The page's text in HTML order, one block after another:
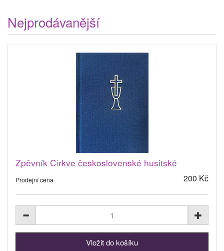
Nejprodávanější
Zpěvník Církve československé husitské
Prodejní cena 200 Kč